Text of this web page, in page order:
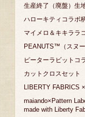
生産終了（廃盤）生
ハローキティコラボ
マイメロ＆キキララ
PEANUTS™（スヌ
ピーターラビットコ
カットクロスセット
LIBERTY FABRICS
maiando×Pattern
made with Liberty